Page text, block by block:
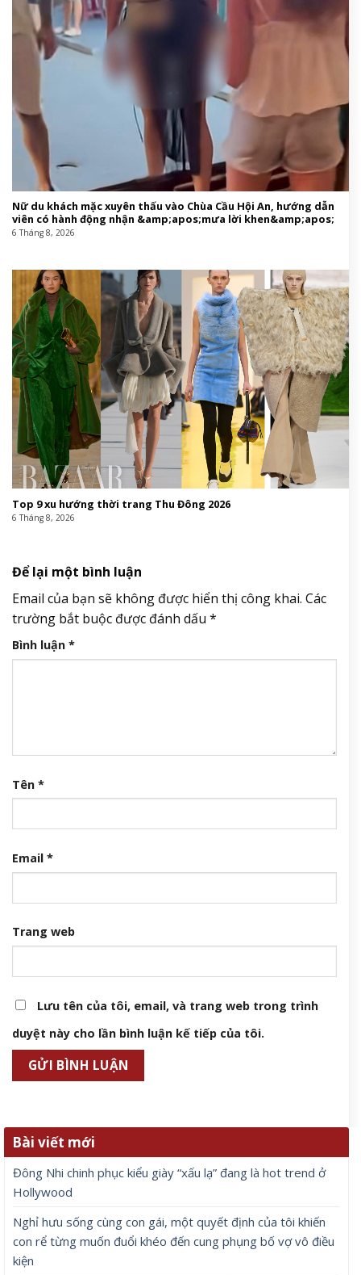
Nữ du khách mặc xuyên thấu vào Chùa Cầu Hội An, hướng dẫn
viên có hành động nhận &amp;apos;mưa lời khen&amp;apos;
6 Tháng 8, 2026
Top 9 xu hướng thời trang Thu Đông 2026
6 Tháng 8, 2026
Để lại một bình luận
Email của bạn sẽ không được hiển thị công khai. Các
trường bắt buộc được đánh dấu *
Bình luận *
Tên *
Email *
Trang web
Lưu tên của tôi, email, và trang web trong trình
duyệt này cho lần bình luận kế tiếp của tôi.
Bài viết mới
Đông Nhi chinh phục kiểu giày “xấu lạ” đang là hot trend ở
Hollywood
Nghỉ hưu sống cùng con gái, một quyết định của tôi khiến
con rể từng muốn đuổi khéo đến cung phụng bố vợ vô điều
kiện